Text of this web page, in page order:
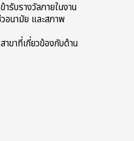
รับรางวัลภายในงาน
อนามัย และสภาพ
าขาที่เกี่ยวข้องกับด้าน